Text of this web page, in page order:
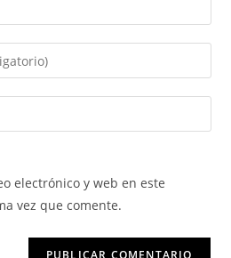
electrónico y web en este
vez que comente.